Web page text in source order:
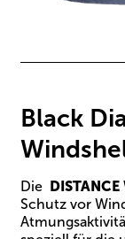
Black
Die DISTANCE
Schutz vor